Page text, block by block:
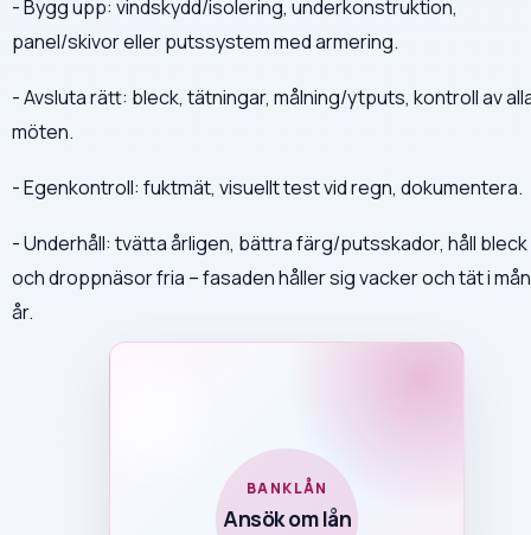
- Bygg upp: vindskydd/isolering, underkonstruktion,
panel/skivor eller putssystem med armering.
- Avsluta rätt: bleck, tätningar, målning/ytputs, kontroll av
möten.
- Egenkontroll: fuktmät, visuellt test vid regn, dokumentera.
- Underhåll: tvätta årligen, bättra färg/putsskador, håll bleck
och droppnäsor fria – fasaden håller sig vacker och tät i
år.
BANKLÅN
Ansök om lån